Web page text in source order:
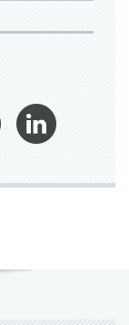
Instagram